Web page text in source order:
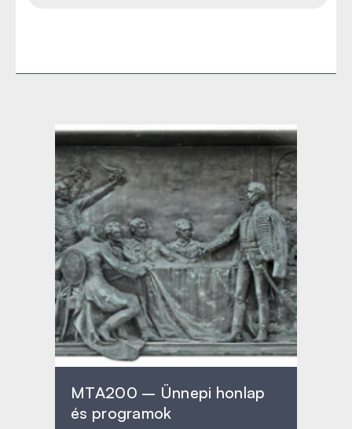
MTA200 – Ünnepi honlap
és programok